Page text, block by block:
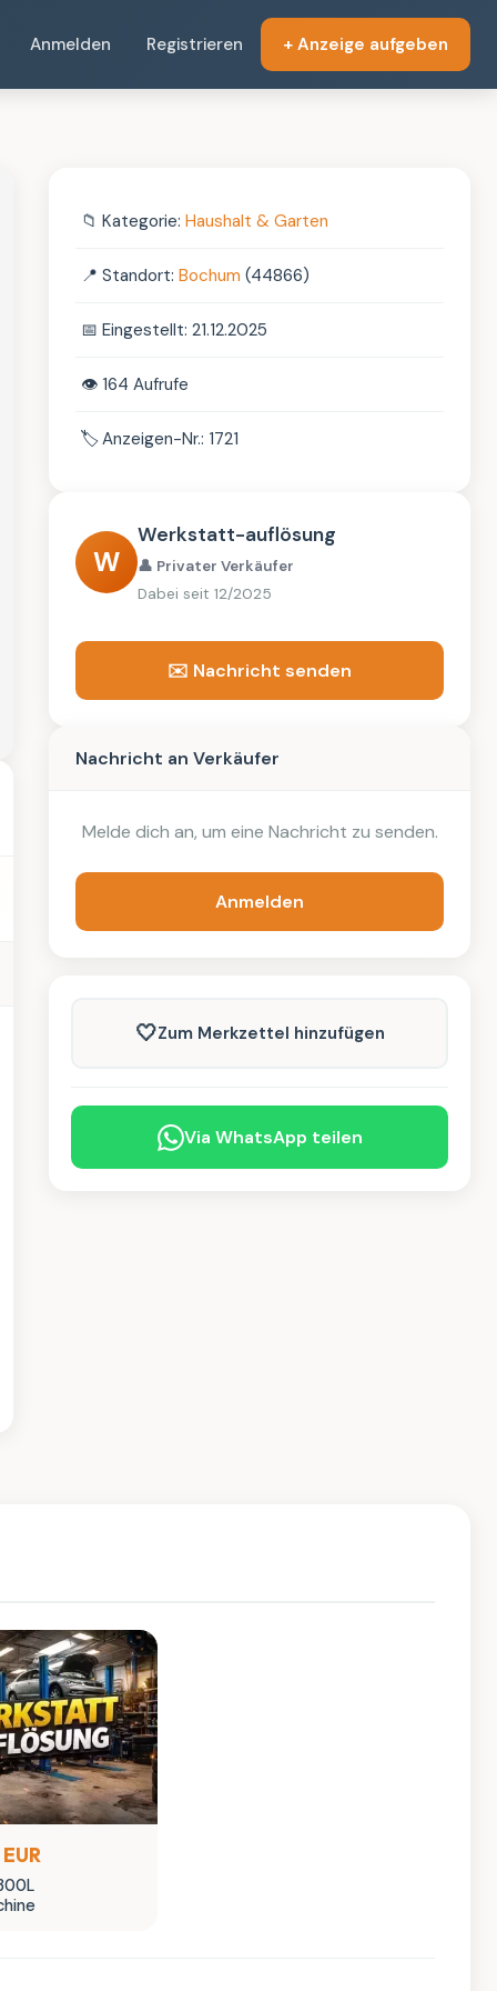
Anmelden Registrieren + Anzeige aufgeben
📁 Kategorie: Haushalt & Garten
📍 Standort: Bochum (44866)
📅 Eingestellt: 21.12.2025
👁️ 164 Aufrufe
🏷️Anzeigen-Nr.: 1721
W
Werkstatt-auflösung
👤 Privater Verkäufer
Dabei seit 12/2025
✉️ Nachricht senden
Nachricht an Verkäufer
Melde dich an, um eine Nachricht zu senden.
Anmelden
🤍Zum Merkzettel hinzufügen
Via WhatsApp teilen